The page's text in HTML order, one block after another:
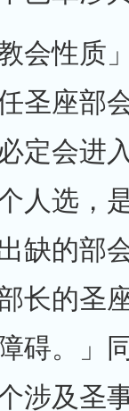
会性质
圣座部
定会进
人选，
缺的部
长的圣
碍。」
涉及圣